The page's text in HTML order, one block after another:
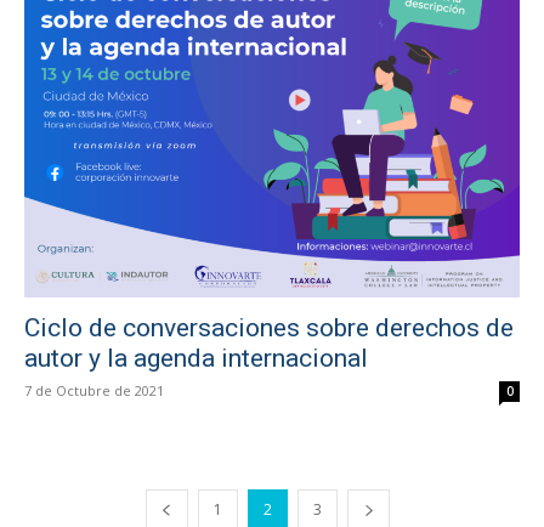
Ciclo de conversaciones sobre derechos de
autor y la agenda internacional
7 de Octubre de 2021 0
1 2 3